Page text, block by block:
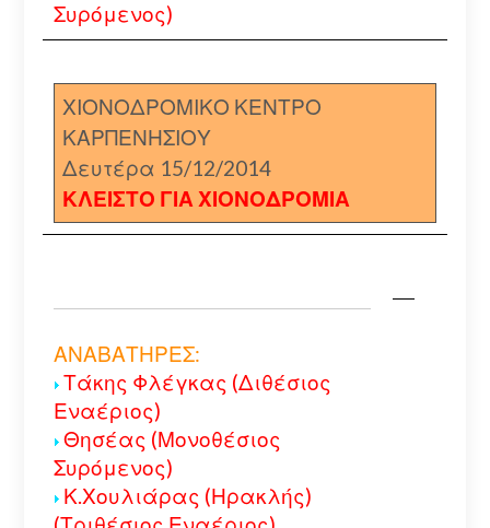
Συρόμενος)
ΧΙΟΝΟΔΡΟΜΙΚΟ ΚΕΝΤΡΟ
ΚΑΡΠΕΝΗΣΙΟΥ
Δευτέρα 15/12/2014
ΚΛΕΙΣΤΟ ΓΙΑ ΧΙΟΝΟΔΡΟΜΙΑ
ΑΝΑΒΑΤΗΡΕΣ:
Τάκης Φλέγκας (Διθέσιος
Εναέριος)
Θησέας (Μονοθέσιος
Συρόμενος)
Κ.Χουλιάρας (Ηρακλής)